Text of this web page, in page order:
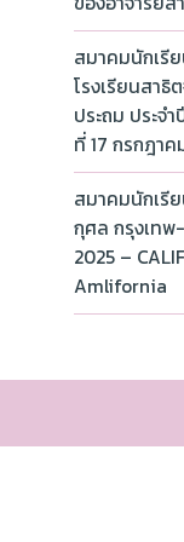
สมาคมนักเรี
โรงเรียนสา
ประถม ประจ
ที่ 17 กรกฎาค
สมาคมนักเรี
กุศล กรุงเทพ-
2025 –
Amlifornia